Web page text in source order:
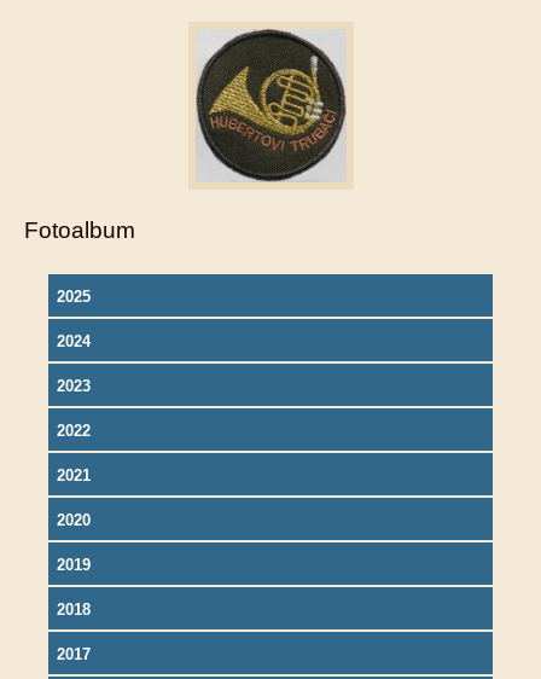
Fotoalbum
2025
2024
2023
2022
2021
2020
2019
2018
2017